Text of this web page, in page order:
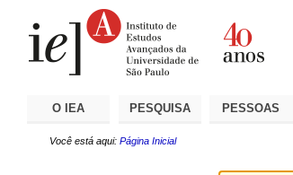
O IEA PESQUISA PESSOAS
Você está aqui: Página Inicial